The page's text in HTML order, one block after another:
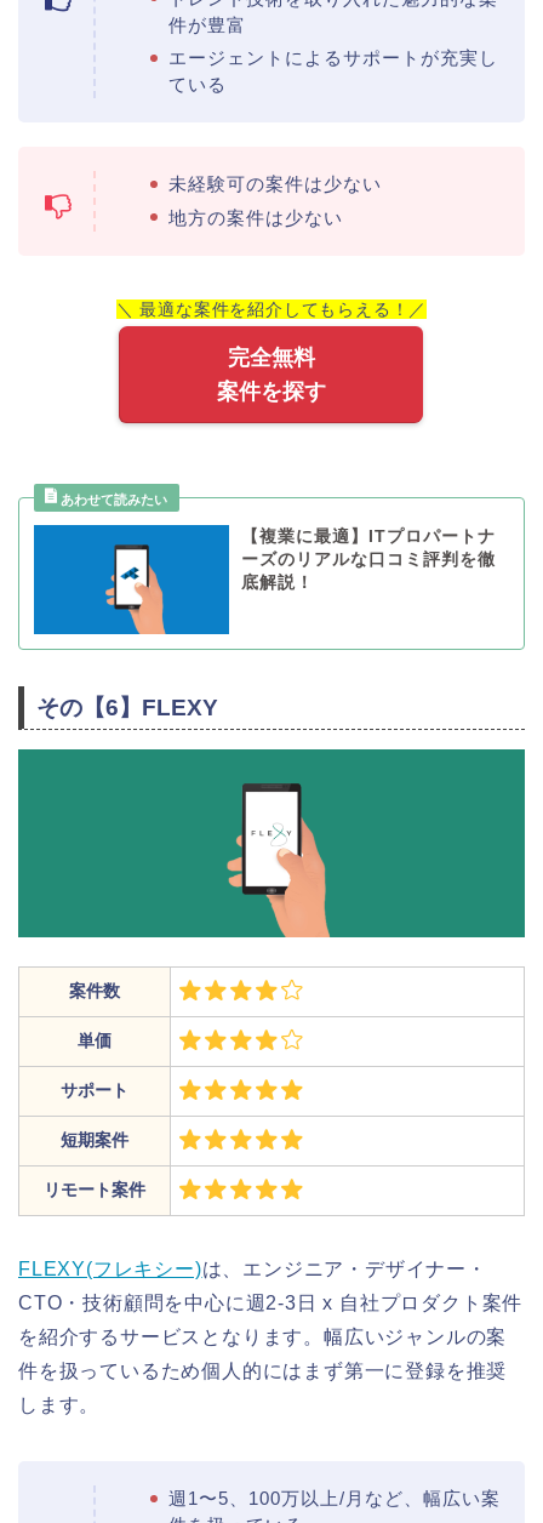
件が豊富
エージェントによるサポートが充実し
ている
未経験可の案件は少ない
地方の案件は少ない
＼ 最適な案件を紹介してもらえる！／
完全無料
案件を探す
【複業に最適】ITプロパートナ
ーズのリアルな口コミ評判を徹
底解説！
その【6】FLEXY
案件数
単価
サポート
短期案件
リモート案件
FLEXY(フレキシー)は、エンジニア・デザイナー・
CTO・技術顧問を中心に週2-3日 x 自社プロダクト案件
を紹介するサービスとなります。幅広いジャンルの案
件を扱っているため個人的にはまず第一に登録を推奨
します。
週1〜5、100万以上/月など、幅広い案